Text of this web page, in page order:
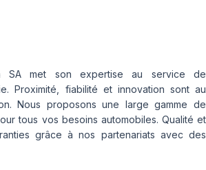
SA met son expertise au service de
Proximité, fiabilité et innovation sont au
Nous proposons une large gamme de
tous vos besoins automobiles. Qualité et
grâce à nos partenariats avec des